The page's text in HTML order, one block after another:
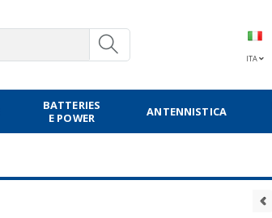
ITA
BATTERIES
E POWER
ANTENNISTICA